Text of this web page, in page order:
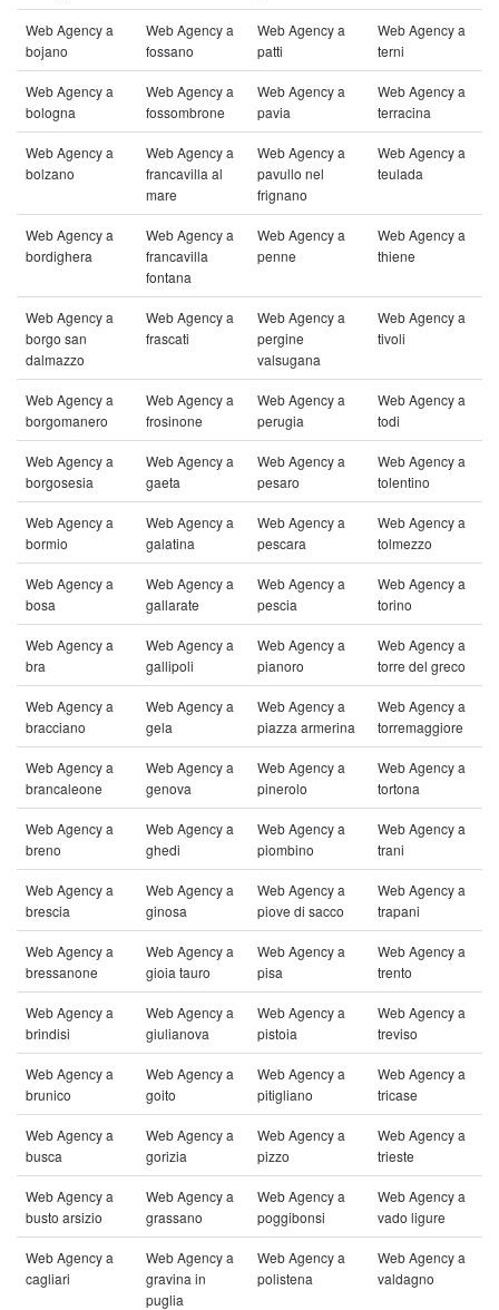
Web Agency a
bojano
Web Agency a
fossano
Web Agency a
patti
Web Agency a
terni
Web Agency a
bologna
Web Agency a
fossombrone
Web Agency a
pavia
Web Agency a
terracina
Web Agency a
bolzano
Web Agency a
francavilla al
mare
Web Agency a
pavullo nel
frignano
Web Agency a
teulada
Web Agency a
bordighera
Web Agency a
francavilla
fontana
Web Agency a
penne
Web Agency a
thiene
Web Agency a
borgo san
dalmazzo
Web Agency a
frascati
Web Agency a
pergine
valsugana
Web Agency a
tivoli
Web Agency a
borgomanero
Web Agency a
frosinone
Web Agency a
perugia
Web Agency a
todi
Web Agency a
borgosesia
Web Agency a
gaeta
Web Agency a
pesaro
Web Agency a
tolentino
Web Agency a
bormio
Web Agency a
galatina
Web Agency a
pescara
Web Agency a
tolmezzo
Web Agency a
bosa
Web Agency a
gallarate
Web Agency a
pescia
Web Agency a
torino
Web Agency a
bra
Web Agency a
gallipoli
Web Agency a
pianoro
Web Agency a
torre del greco
Web Agency a
bracciano
Web Agency a
gela
Web Agency a
piazza armerina
Web Agency a
torremaggiore
Web Agency a
brancaleone
Web Agency a
genova
Web Agency a
pinerolo
Web Agency a
tortona
Web Agency a
breno
Web Agency a
ghedi
Web Agency a
piombino
Web Agency a
trani
Web Agency a
brescia
Web Agency a
ginosa
Web Agency a
piove di sacco
Web Agency a
trapani
Web Agency a
bressanone
Web Agency a
gioia tauro
Web Agency a
pisa
Web Agency a
trento
Web Agency a
brindisi
Web Agency a
giulianova
Web Agency a
pistoia
Web Agency a
treviso
Web Agency a
brunico
Web Agency a
goito
Web Agency a
pitigliano
Web Agency a
tricase
Web Agency a
busca
Web Agency a
gorizia
Web Agency a
pizzo
Web Agency a
trieste
Web Agency a
busto arsizio
Web Agency a
grassano
Web Agency a
poggibonsi
Web Agency a
vado ligure
Web Agency a
cagliari
Web Agency a
gravina in
puglia
Web Agency a
polistena
Web Agency a
valdagno